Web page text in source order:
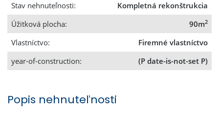
Stav nehnuteľnosti:
Kompletná rekonštrukcia
Úžitková plocha:
90m2
Vlastníctvo:
Firemné vlastníctvo
year-of-construction:
(P date-is-not-set P)
Popis nehnuteľnosti